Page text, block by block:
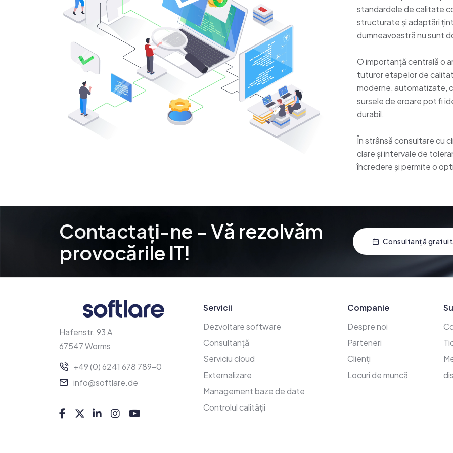
standardele de calitate
structurate și adaptări
dumneavoastră nu sunt
O importanță centrală o
tuturor etapelor de
moderne, automatizate,
sursele de eroare pot fi
durabil.
În strânsă consultare cu
clare și intervale de
încredere și permite o
Contactați-ne – Vă rezolvăm
provocările IT! Contactați-ne – Vă Consultanță
Hafenstr. 93 A
67547 Worms
+49 (0) 6241 678 789-0
info@softlare.de
Servicii
Dezvoltare software
Consultanță
Serviciu cloud
Externalizare
Management baze de date
Controlul calității
Companie
Despre noi
Parteneri
Clienți
Locuri de muncă